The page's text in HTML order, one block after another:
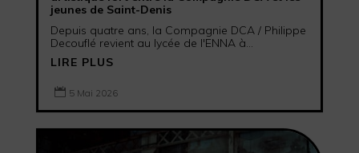
jeunes de Saint-Denis
Depuis quatre ans, la Compagnie DCA / Philippe
Decouflé revient au lycée de l'ENNA à...
LIRE PLUS
 5 Mai 2026